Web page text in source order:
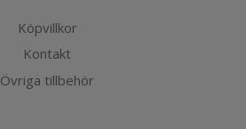
Köpvillkor
Kontakt
Övriga tillbehör